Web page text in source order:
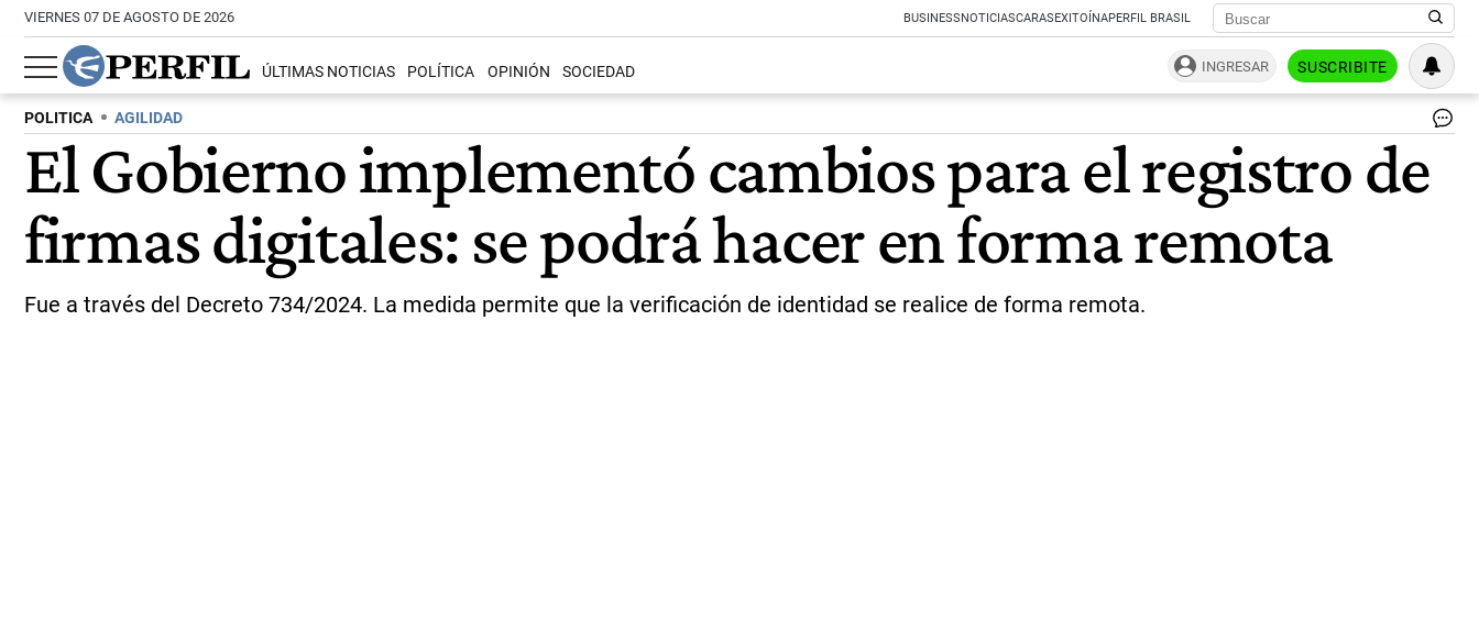
VIERNES 07 DE AGOSTO DE 2026 BUSINESSNOTICIASCARASEXITOÍNAPERFIL BRASIL
ÚLTIMAS NOTICIAS POLÍTICA OPINIÓN SOCIEDAD INGRESAR SUSCRIBITE
POLITICA AGILIDAD
El Gobierno implementó cambios para el registro de
firmas digitales: se podrá hacer en forma remota
Fue a través del Decreto 734/2024. La medida permite que la verificación de identidad se realice de forma remota.